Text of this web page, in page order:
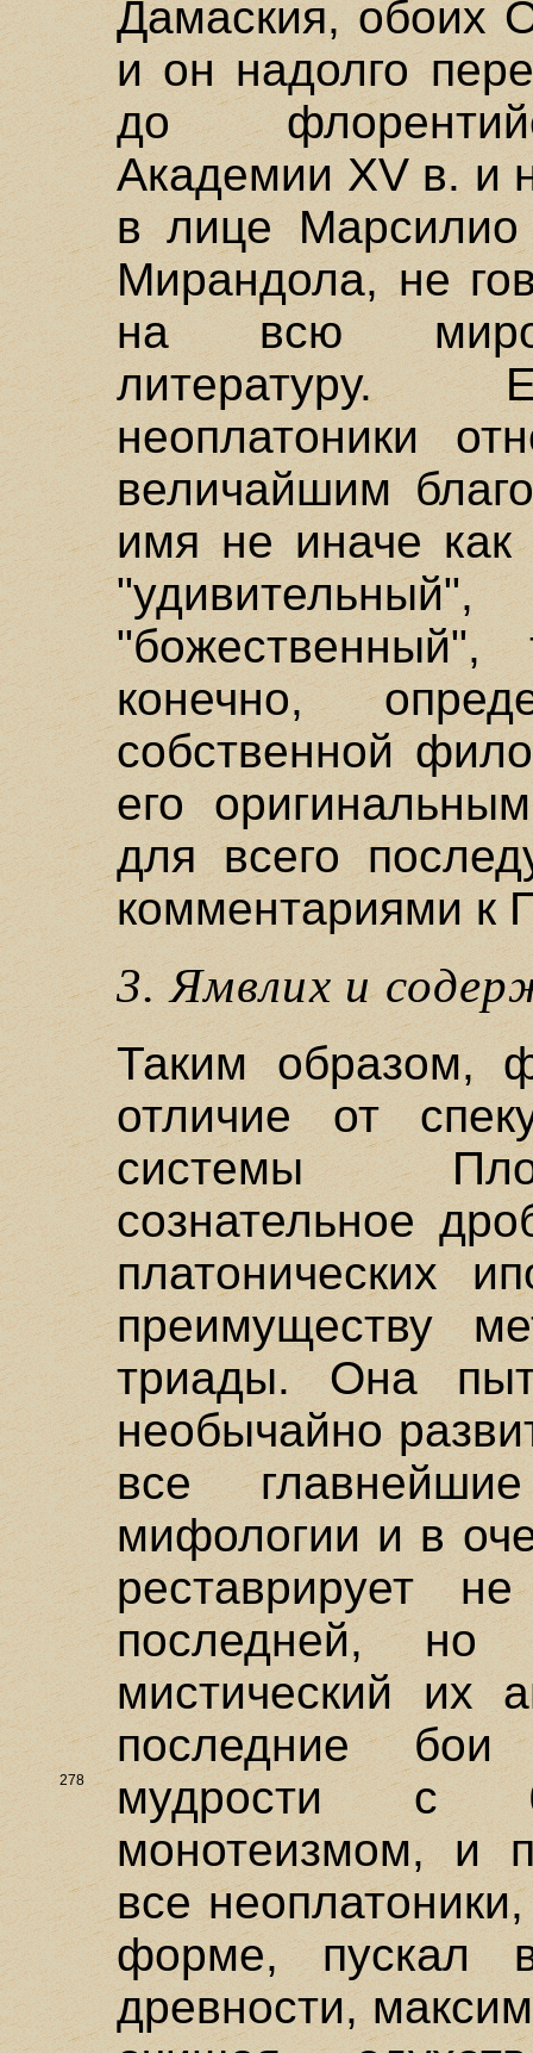
Дамаския, обоих
и он надолго
до
Академии XV в. и
в лице
Мирандола, не
на всю
литературу.
неоплатоники
величайшим
имя не иначе как
"божественный",
конечно,
собственной
его
для всего
комментариями к
3. Ямвлих и
Таким образом,
отличие от
системы
сознательное
платонических
преимуществу
триады. Она
необычайно
все
мифологии и в
реставрирует
последней, но
мистический их
последние бои
мудрости с
278
монотеизмом, и
все
форме, пускал
древности,